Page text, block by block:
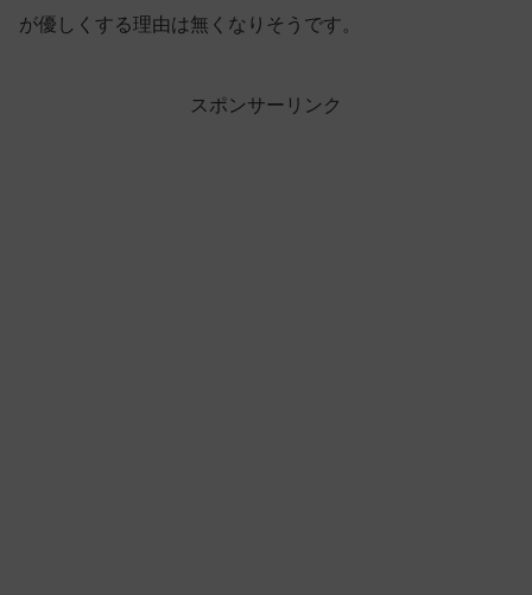
が優しくする理由は無くなりそうです。
スポンサーリンク